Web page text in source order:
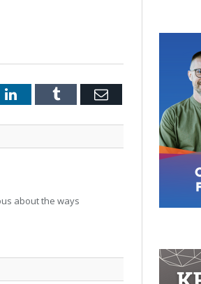
LinkedInTumblr Email
about the ways